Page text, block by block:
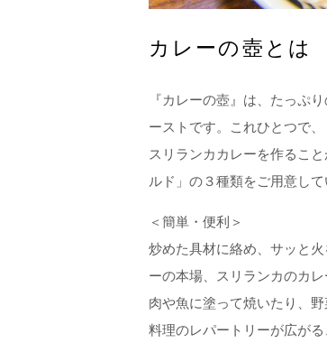
カレーの壺とは
『カレーの壺』は、たっぷ
ーストです。これひとつで
スリランカカレーを作るこ
ルド」の３種類をご用意して
＜簡単・便利＞
炒めた具材に絡め、サッと
ーの本場、スリランカのカ
肉や魚に塗って焼いたり、
料理のレパートリーが広がる